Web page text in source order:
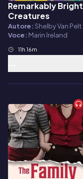
Audiolibro
Remarkably Bright
Creatures
Autore:Shelby Van Pelt
Voce: Marin Ireland
11h 16m